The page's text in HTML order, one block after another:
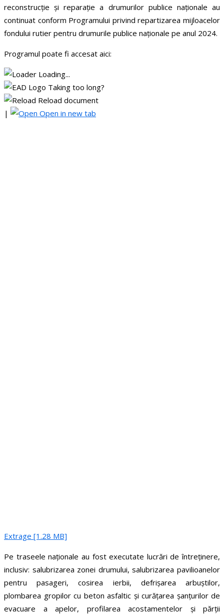
reconstrucție și reparație a drumurilor publice naționale au
continuat conform Programului privind repartizarea mijloacelor
fondului rutier pentru drumurile publice naționale pe anul 2024.
Programul poate fi accesat aici:
Loading...
Taking too long?
Reload document
|
Open in new tab
Extrage [1.28 MB]
Pe traseele naționale au fost executate lucrări de întreținere,
inclusiv: salubrizarea zonei drumului, salubrizarea pavilioanelor
pentru pasageri, cosirea ierbii, defrișarea arbuștilor,
plombarea gropilor cu beton asfaltic și curățarea șanțurilor de
evacuare a apelor, profilarea acostamentelor și părții